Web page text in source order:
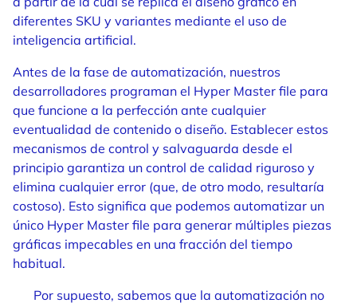
diferentes SKU y variantes mediante el uso de
inteligencia artificial.
Antes de la fase de automatización, nuestros
desarrolladores programan el Hyper Master file para
que funcione a la perfección ante cualquier
eventualidad de contenido o diseño. Establecer estos
mecanismos de control y salvaguarda desde el
principio garantiza un control de calidad riguroso y
elimina cualquier error (que, de otro modo, resultaría
costoso). Esto significa que podemos automatizar un
único Hyper Master file para generar múltiples piezas
gráficas impecables en una fracción del tiempo
habitual.
Por supuesto, sabemos que la automatización no